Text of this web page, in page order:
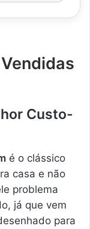
Custo-
é o clássico
casa e não
problema
já que vem
para